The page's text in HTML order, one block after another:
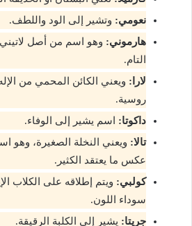
نعومي: وتشير إلى الود واللطف.
هارموني: وهو اسم من أصل
التام.
لارا: ويعني الكائن المحمي من
روسية.
داكوتا: اسم يشير إلى الوفاء.
تالا: ويعني النخلة الصغيرة، وهو
عكس ما يعتقد الكثير.
كولبي: ويتم إطلاقه على الكلاب
سوداء اللون.
جريتا: يشير إلى الكلبة الرقيقة.